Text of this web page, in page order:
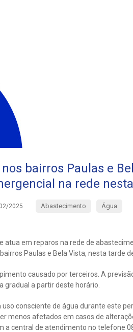
bairros Paulas e
na rede
2025 Abastecimento Água
atua em reparos na rede de
Paulas e Bela Vista, nesta tarde
causado por terceiros. A
a partir deste horário.
consciente de água durante este
menos afetados em casos de
a central de atendimento no telefone